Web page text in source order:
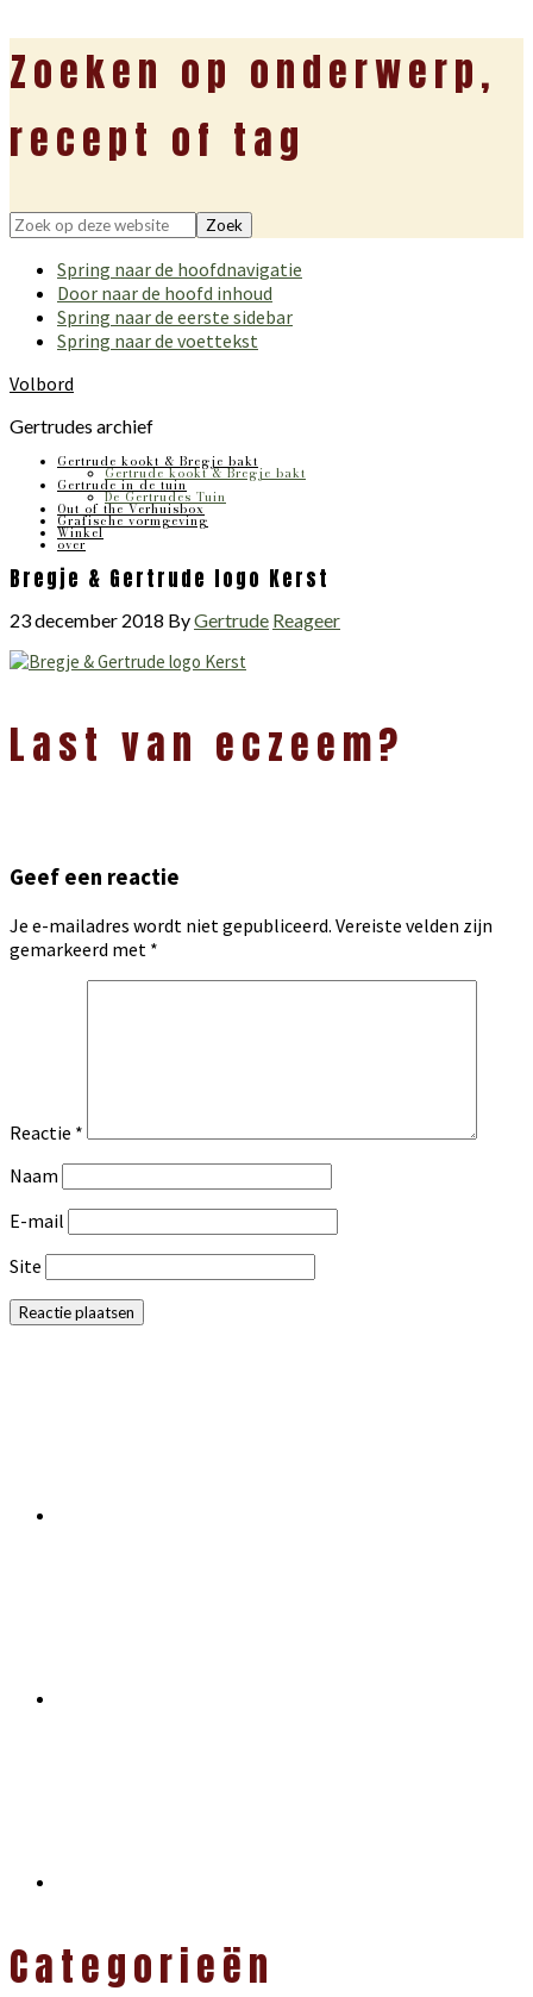
Zoeken op onderwerp,
recept of tag
Zoek
deze
website
Spring naar de hoofdnavigatie
Door naar de hoofd inhoud
Spring naar de eerste sidebar
Spring naar de voettekst
Volbord
Gertrudes archief
Gertrude kookt & Bregje bakt
Gertrude kookt & Bregje bakt
Gertrude in de tuin
De Gertrudes Tuin
Out of the Verhuisbox
Grafische vormgeving
Winkel
over
Bregje & Gertrude logo Kerst
23 december 2018 ByGertrude Reageer
Interacties
Last van eczeem?
Geef een reactie
Je e-mailadres wordt niet gepubliceerd. Vereiste velden zijn
gemarkeerd met *
Reactie *
Naam
E-mail
Site
Categorieën